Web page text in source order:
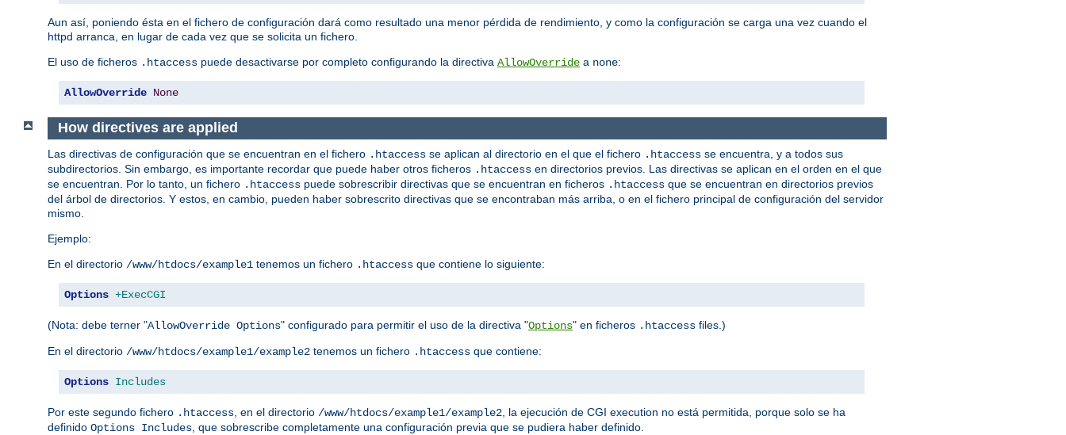
Aun así, poniendo ésta en el fichero de configuración dará como resultado una menor pérdida de rendimiento, y como la configuración se carga una vez cuando el
httpd arranca, en lugar de cada vez que se solicita un fichero.
El uso de ficheros .htaccess puede desactivarse por completo configurando la directiva AllowOverride a none:
AllowOverride None
How directives are applied
Las directivas de configuración que se encuentran en el fichero .htaccess se aplican al directorio en el que el fichero .htaccess se encuentra, y a todos sus
subdirectorios. Sin embargo, es importante recordar que puede haber otros ficheros .htaccess en directorios previos. Las directivas se aplican en el orden en el que
se encuentran. Por lo tanto, un fichero .htaccess puede sobrescribir directivas que se encuentran en ficheros .htaccess que se encuentran en directorios previos
del árbol de directorios. Y estos, en cambio, pueden haber sobrescrito directivas que se encontraban más arriba, o en el fichero principal de configuración del servidor
mismo.
Ejemplo:
En el directorio /www/htdocs/example1 tenemos un fichero .htaccess que contiene lo siguiente:
Options +ExecCGI
(Nota: debe terner "AllowOverride Options" configurado para permitir el uso de la directiva "Options" en ficheros .htaccess files.)
En el directorio /www/htdocs/example1/example2 tenemos un fichero .htaccess que contiene:
Options Includes
Por este segundo fichero .htaccess , en el directorio /www/htdocs/example1/example2 , la ejecución de CGI execution no está permitida, porque solo se ha
definido Options Includes , que sobrescribe completamente una configuración previa que se pudiera haber definido.